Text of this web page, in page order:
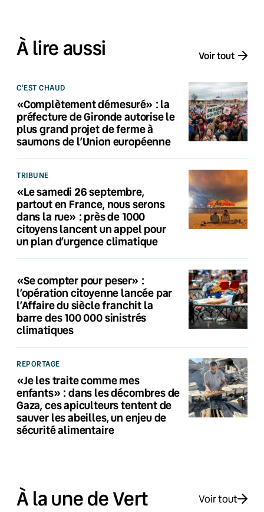
À lire aussi Voir tout
C'EST CHAUD
«Complètement démesuré» : la
préfecture de Gironde autorise le
plus grand projet de ferme à
saumons de l’Union européenne
TRIBUNE
«Le samedi 26 septembre,
partout en France, nous serons
dans la rue» : près de 1000
citoyens lancent un appel pour
un plan d’urgence climatique
«Se compter pour peser» :
l’opération citoyenne lancée par
l’Affaire du siècle franchit la
barre des 100 000 sinistrés
climatiques
REPORTAGE
«Je les traite comme mes
enfants» : dans les décombres de
Gaza, ces apiculteurs tentent de
sauver les abeilles, un enjeu de
sécurité alimentaire
À la une de Vert Voir tout